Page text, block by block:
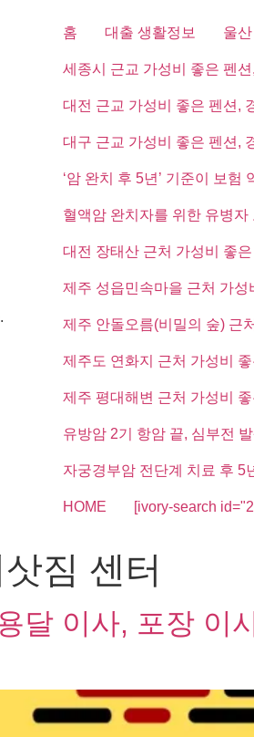
홈 대출 생활정보 울
세종시 근교 가성비 좋은 펜
대전 근교 가성비 좋은 펜션,
대구 근교 가성비 좋은 펜션,
‘암 완치 후 5년’ 기준이 보
혈액암 완치자를 위한 유병자
대전 장태산 근처 가성비 좋
제주 성읍민속마을 근처 가성
제주 안돌오름(비밀의 숲) 근
제주도 연화지 근처 가성비
제주 평대해변 근처 가성비
유방암 2기 항암 끝, 심부전
자궁경부암 전단계 치료 후 5
HOME [ivory-search
짐 센터
달 이사, 포장 이